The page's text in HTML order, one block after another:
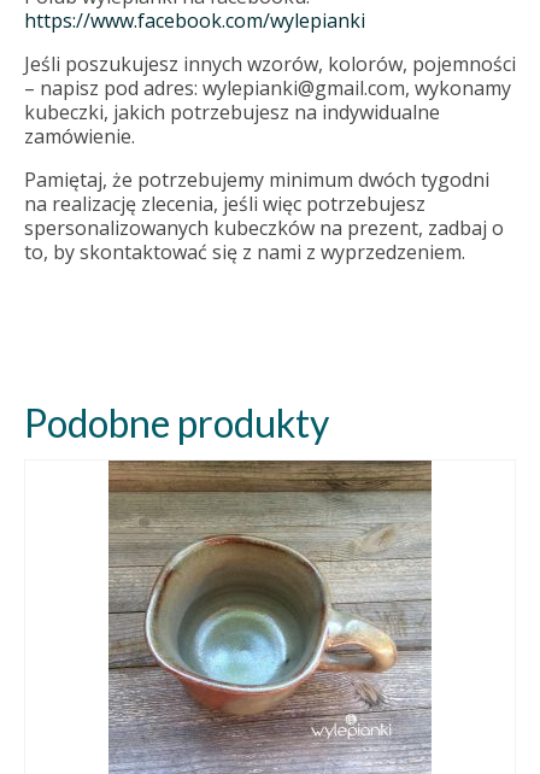
https://www.facebook.com/wylepianki
Jeśli poszukujesz innych wzorów, kolorów, pojemności
– napisz pod adres: wylepianki@gmail.com, wykonamy
kubeczki, jakich potrzebujesz na indywidualne
zamówienie.
Pamiętaj, że potrzebujemy minimum dwóch tygodni
na realizację zlecenia, jeśli więc potrzebujesz
spersonalizowanych kubeczków na prezent, zadbaj o
to, by skontaktować się z nami z wyprzedzeniem.
Podobne produkty